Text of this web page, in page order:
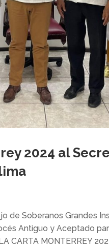
2024 al
de Soberanos Grandes
Antiguo y Aceptado
CARTA MONTERREY